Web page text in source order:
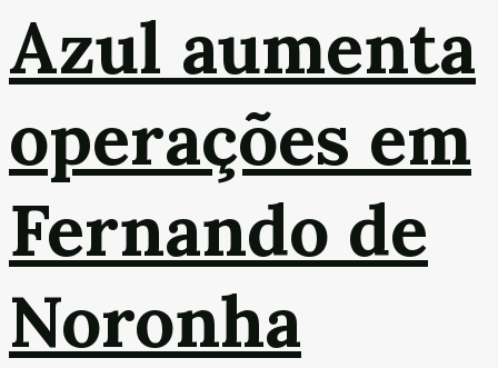
Azul aumenta
operações em
Fernando de
Noronha